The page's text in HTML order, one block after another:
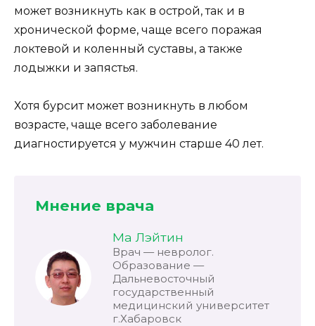
может возникнуть как в острой, так и в
хронической форме, чаще всего поражая
локтевой и коленный суставы, а также
лодыжки и запястья.
Хотя бурсит может возникнуть в любом
возрасте, чаще всего заболевание
диагностируется у мужчин старше 40 лет.
Мнение врача
Ма Лэйтин
Врач — невролог.
Образование —
Дальневосточный
государственный
медицинский университет
г.Хабаровск